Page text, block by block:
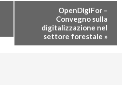
OpenDigiFor –
Convegno sulla
digitalizzazione nel
settore forestale »